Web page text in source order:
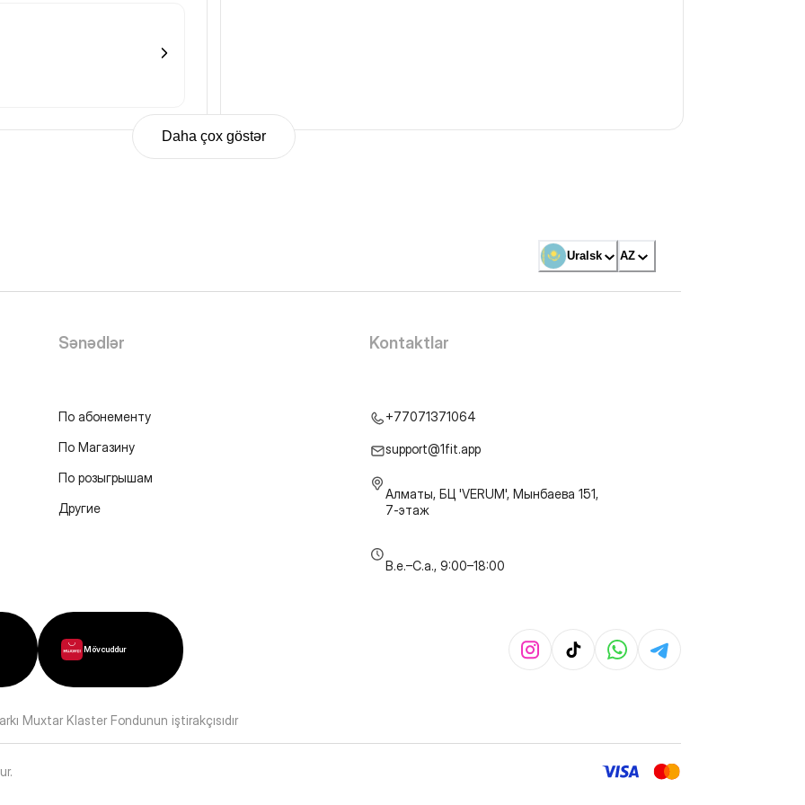
Daha çox göstər
Uralsk AZ
Sənədlər
По абонементу
По Магазину
По розыгрышам
Другие
Kontaktlar
+77071371064
support@1fit.app
Алматы, БЦ 'VERUM', Мынбаева 151,
7-этаж
B.e.–C.a., 9:00–18:00
Mövcuddur
Muxtar Klaster Fondunun iştirakçısıdır
.